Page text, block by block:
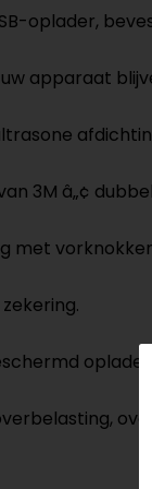
oplader,
apparaat
3M â„¢
met
opladen.